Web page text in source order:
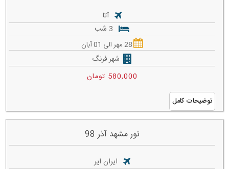
آتا
28 مهر الی 01 آبان
شهر فرنگ
580,000 تومان
توضیحات کامل
تور مشهد آذر 98
ایران ایر